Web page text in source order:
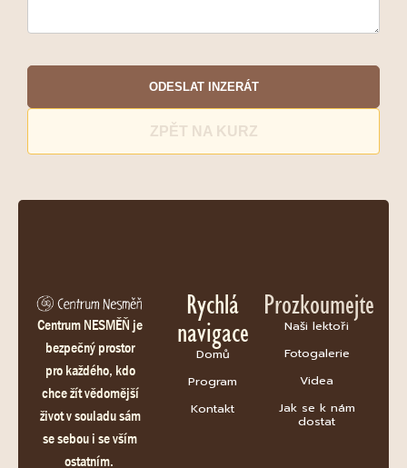
ODESLAT INZERÁT
ZPĚT NA KURZ
Centrum NESMĚŇ je
bezpečný prostor
pro každého, kdo
chce žít vědomější
život v souladu sám
se sebou i se vším
ostatním.
Rychlá
navigace
Domů
Program
Kontakt
Prozkoumejte
Naši lektoři
Fotogalerie
Videa
Jak se k nám
dostat